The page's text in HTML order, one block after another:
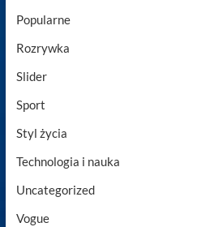
Popularne
Rozrywka
Slider
Sport
Styl życia
Technologia i nauka
Uncategorized
Vogue